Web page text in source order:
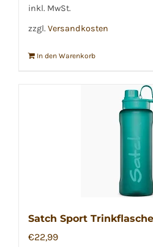
inkl. MwSt.
zzgl. Versandkosten
In den Warenkorb
Satch Sport
€22,99